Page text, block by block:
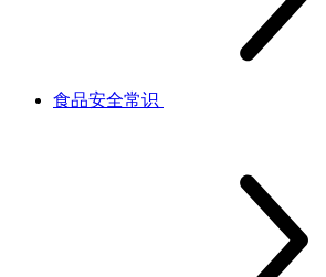
食品安全常识